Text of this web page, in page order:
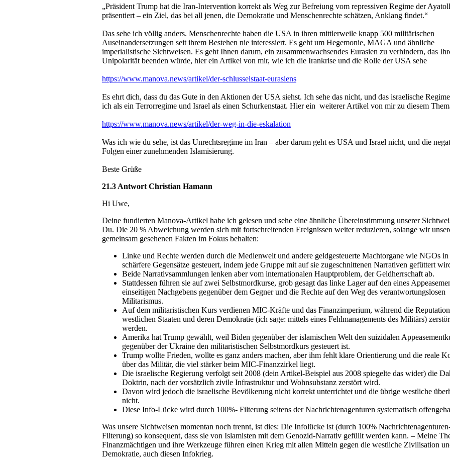
„Präsident Trump hat die Iran-Intervention korrekt als Weg zur Befreiung vom repressiven Regime der
präsentiert – ein Ziel, das bei all jenen, die Demokratie und Menschenrechte schätzen, Anklang findet.“
Das sehe ich völlig anders. Menschenrechte haben die USA in ihren mittlerweile knapp 500 militärischen
Auseinandersetzungen seit ihrem Bestehen nie interessiert. Es geht um Hegemonie, MAGA und ähnliche
imperialistische Sichtweisen. Es geht Ihnen darum, ein zusammenwachsendes Eurasien zu verhindern, das
Unipolarität beenden würde, hier ein Artikel von mir, wie ich die Irankrise und die Rolle der USA sehe
https://www.manova.news/artikel/der-schlusselstaat-eurasiens
Es ehrt dich, dass du das Gute in den Aktionen der USA siehst. Ich sehe das nicht, und das israelische
ich als ein Terrorregime und Israel als einen Schurkenstaat. Hier ein weiterer Artikel von mir zu diesem
https://www.manova.news/artikel/der-weg-in-die-eskalation
Was ich wie du sehe, ist das Unrechtsregime im Iran – aber darum geht es USA und Israel nicht, und die
Folgen einer zunehmenden Islamisierung.
Beste Grüße
21.3 Antwort Christian Hamann
Hi Uwe,
Deine fundierten Manova-Artikel habe ich gelesen und sehe eine ähnliche Übereinstimmung unserer
Du. Die 20 % Abweichung werden sich mit fortschreitenden Ereignissen weiter reduzieren, solange wir
gemeinsam gesehenen Fakten im Fokus behalten:
Linke und Rechte werden durch die Medienwelt und andere geldgesteuerte Machtorgane wie NGOs
schärfere Gegensätze gesteuert, indem jede Gruppe mit auf sie zugeschnittenen Narrativen gefüttert
Beide Narrativsammlungen lenken aber vom internationalen Hauptproblem, der Geldherrschaft ab.
Stattdessen führen sie auf zwei Selbstmordkurse, grob gesagt das linke Lager auf den eines
einseitigen Nachgebens gegenüber dem Gegner und die Rechte auf den Weg des verantwortungslosen
Militarismus.
Auf dem militaristischen Kurs verdienen MIC-Kräfte und das Finanzimperium, während die
westlichen Staaten und deren Demokratie (ich sage: mittels eines Fehlmanagements des Militärs)
werden.
Amerika hat Trump gewählt, weil Biden gegenüber der islamischen Welt den suizidalen
gegenüber der Ukraine den militaristischen Selbstmordkurs gesteuert ist.
Trump wollte Frieden, wollte es ganz anders machen, aber ihm fehlt klare Orientierung und die reale
über das Militär, die viel stärker beim MIC-Finanzzirkel liegt.
Die israelische Regierung verfolgt seit 2008 (dein Artikel-Beispiel aus 2008 spiegelte das wider) die
Doktrin, nach der vorsätzlich zivile Infrastruktur und Wohnsubstanz zerstört wird.
Davon wird jedoch die israelische Bevölkerung nicht korrekt unterrichtet und die übrige westliche
nicht.
Diese Info-Lücke wird durch 100%- Filterung seitens der Nachrichtenagenturen systematisch
Was unsere Sichtweisen momentan noch trennt, ist dies: Die Infolücke ist (durch 100%
Filterung) so konsequent, dass sie von Islamisten mit dem Genozid-Narrativ gefüllt werden kann. – Meine
Finanzmächtigen und ihre Werkzeuge führen einen Krieg mit allen Mitteln gegen die westliche Zivilisation
Demokratie, auch diesen Infokrieg.